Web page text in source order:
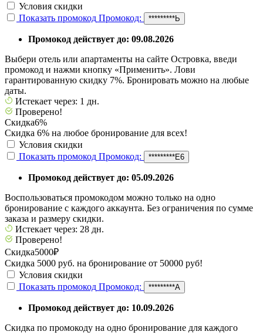
Условия скидки
Показать промокод Промокод: *********Ь
Промокод действует до: 09.08.2026
Выбери отель или апартаменты на сайте Островка, введи
промокод и нажми кнопку «Применить». Лови
гарантированную скидку 7%. Бронировать можно на любые
даты.
Истекает через: 1 дн.
Проверено!
Скидка6%
Скидка 6% на любое бронирование для всех!
Условия скидки
Показать промокод Промокод: *********E6
Промокод действует до: 05.09.2026
Воспользоваться промокодом можно только на одно
бронирование с каждого аккаунта. Без ограничения по сумме
заказа и размеру скидки.
Истекает через: 28 дн.
Проверено!
Скидка5000₽
Скидка 5000 руб. на бронирование от 50000 руб!
Условия скидки
Показать промокод Промокод: *********А
Промокод действует до: 10.09.2026
Скидка по промокоду на одно бронирование для каждого